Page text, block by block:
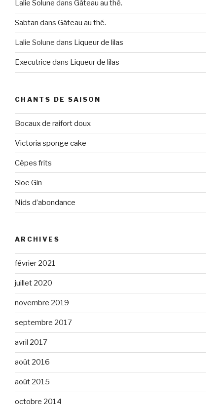
Lalie Solune dans Gâteau au thé.
Sabtan dans Gâteau au thé.
Lalie Solune dans Liqueur de lilas
Executrice dans Liqueur de lilas
CHANTS DE SAISON
Bocaux de raifort doux
Victoria sponge cake
Cèpes frits
Sloe Gin
Nids d’abondance
ARCHIVES
février 2021
juillet 2020
novembre 2019
septembre 2017
avril 2017
août 2016
août 2015
octobre 2014